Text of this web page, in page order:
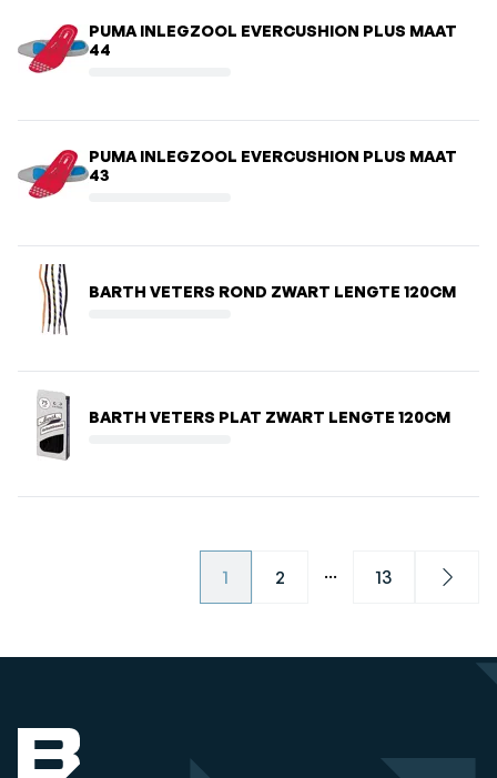
PUMA INLEGZOOL EVERCUSHION PLUS MAAT
44
PUMA INLEGZOOL EVERCUSHION PLUS MAAT
43
BARTH VETERS ROND ZWART LENGTE 120CM
BARTH VETERS PLAT ZWART LENGTE 120CM
1 2 ... 13 Next